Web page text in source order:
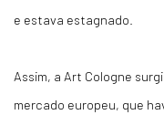
e estava estagnado.
Assim, a Art Cologne
mercado europeu, que